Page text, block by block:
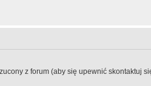
z forum (aby się upewnić skontaktuj